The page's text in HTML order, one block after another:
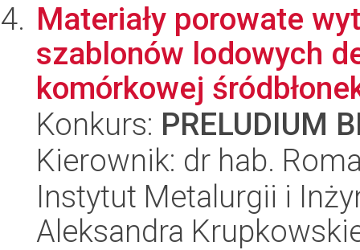
Materiały porowate
szablonów lodowych
komórkowej
Konkurs: PRELUDIUM
Kierownik: dr hab.
Instytut Metalurgii i
Aleksandra